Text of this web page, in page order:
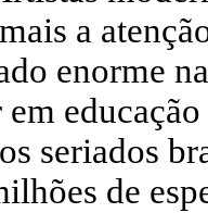
a
enorme
seriados
de